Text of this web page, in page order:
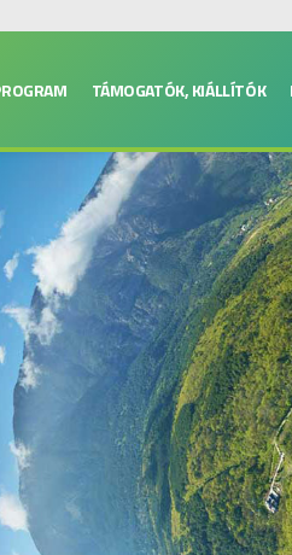
TÁMOGATÓK, KIÁLLÍTÓK